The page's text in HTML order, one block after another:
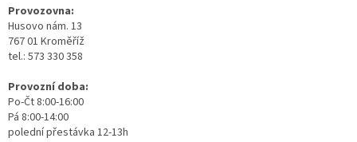
Provozovna:
Husovo nám. 13
767 01 Kroměříž
tel.: 573 330 358
Provozní doba:
Po-Čt 8:00-16:00
Pá 8:00-14:00
polední přestávka 12-13h